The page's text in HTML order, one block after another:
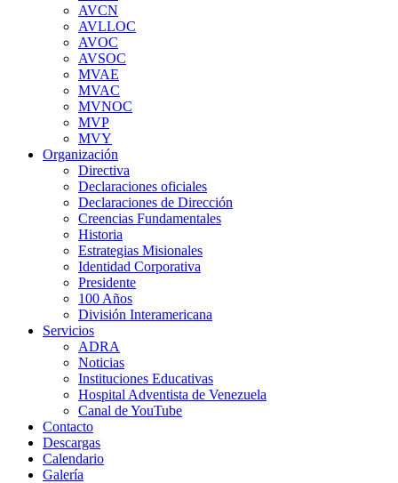
AVCN
AVLLOC
AVOC
AVSOC
MVAE
MVAC
MVNOC
MVP
MVY
Organización
Directiva
Declaraciones oficiales
Declaraciones de Dirección
Creencias Fundamentales
Historia
Estrategias Misionales
Identidad Corporativa
Presidente
100 Años
División Interamericana
Servicios
ADRA
Noticias
Instituciones Educativas
Hospital Adventista de Venezuela
Canal de YouTube
Contacto
Descargas
Calendario
Galería